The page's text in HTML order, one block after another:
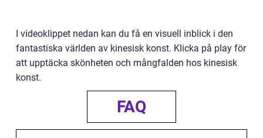
I videoklippet nedan kan du få en visuell inblick i den
fantastiska världen av kinesisk konst. Klicka på play för
att upptäcka skönheten och mångfalden hos kinesisk
konst.
FAQ